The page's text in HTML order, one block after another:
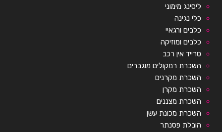
ליסינג מימוני
כלי נגינה
כלבים ורגאיי
כלבים ומוזיקה
טרייד אין רכב
השכרת רמקולים מוגברים
השכרת מקרנים
השכרת מקרן
השכרת מצננים
השכרת מכונת עשן
הובלת פסנתר